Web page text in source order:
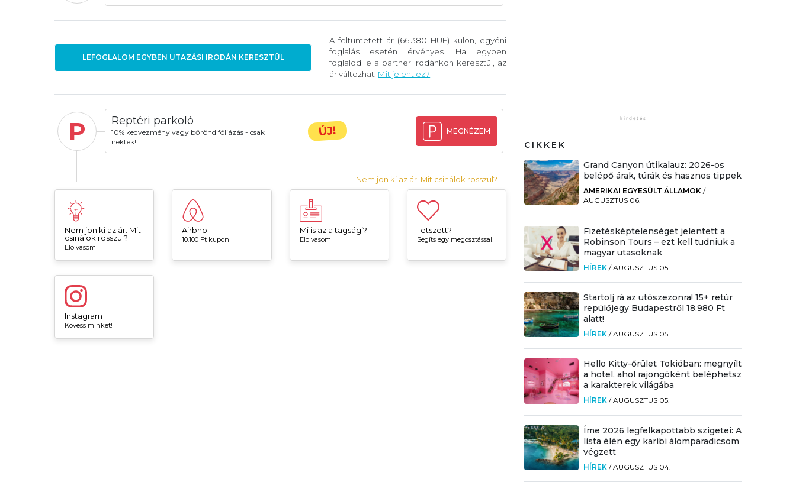
LEFOGLALOM EGYBEN UTAZÁSI IRODÁN KERESZTÜL
A feltüntetett ár (66.380 HUF) külön, egyéni
foglalás esetén érvényes. Ha egyben
foglalod le a partner irodánkon keresztül, az
ár változhat. Mit jelent ez?
P Reptéri parkoló
10% kedvezmény vagy bőrönd fóliázás - csak
nektek!
ÚJ! MEGNÉZEM
Nem jön ki az ár. Mit csinálok rosszul?
Nem jön ki az ár. Mit
csinálok rosszul?
Elolvasom
Airbnb
10.100 Ft kupon
Mi is az a tagsági?
Elolvasom
Tetszett?
Segíts egy megosztással!
Instagram
Kövess minket!
CIKKEK
Grand Canyon útikalauz: 2026-os
belépő árak, túrák és hasznos tippek
AMERIKAI EGYESÜLT ÁLLAMOK /
AUGUSZTUS 06.
Fizetésképtelenséget jelentett a
Robinson Tours – ezt kell tudniuk a
magyar utasoknak
HÍREK /AUGUSZTUS 05.
Startolj rá az utószezonra! 15+ retúr
repülőjegy Budapestről 18.980 Ft
alatt!
HÍREK /AUGUSZTUS 05.
Hello Kitty-őrület Tokióban: megnyílt
a hotel, ahol rajongóként beléphetsz
a karakterek világába
HÍREK /AUGUSZTUS 05.
Íme 2026 legfelkapottabb szigetei: A
lista élén egy karibi álomparadicsom
végzett
HÍREK /AUGUSZTUS 04.